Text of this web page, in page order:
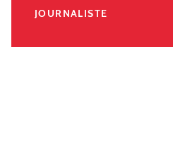
JOURNALISTE